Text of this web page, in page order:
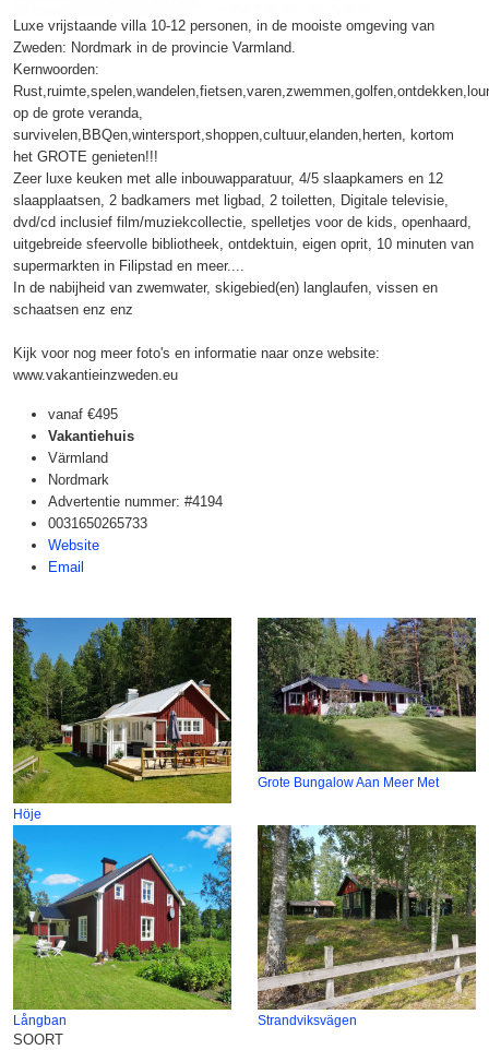
Luxe vrijstaande villa 10-12 personen, in de mooiste omgeving van
Zweden: Nordmark in de provincie Varmland.
Kernwoorden:
op de grote veranda,
survivelen,BBQen,wintersport,shoppen,cultuur,elanden,herten, kortom
het GROTE genieten!!!
Zeer luxe keuken met alle inbouwapparatuur, 4/5 slaapkamers en 12
slaapplaatsen, 2 badkamers met ligbad, 2 toiletten, Digitale televisie,
dvd/cd inclusief film/muziekcollectie, spelletjes voor de kids, openhaard,
uitgebreide sfeervolle bibliotheek, ontdektuin, eigen oprit, 10 minuten van
supermarkten in Filipstad en meer....
In de nabijheid van zwemwater, skigebied(en) langlaufen, vissen en
schaatsen enz enz
Kijk voor nog meer foto's en informatie naar onze website:
www.vakantieinzweden.eu
vanaf €495
Vakantiehuis
Värmland
Nordmark
Advertentie nummer: #4194
0031650265733
Website
Email
Höje
Grote Bungalow Aan Meer Met
Långban Strandviksvägen
SOORT